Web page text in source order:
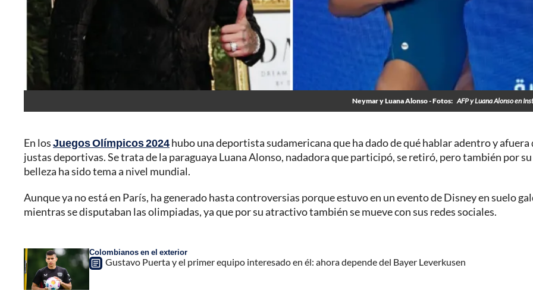
Neymar y Luana Alonso - Fotos: AFP y Luana Alonso en
En losJuegos Olímpicos 2024hubo una deportista sudamericana que ha dado de qué hablar adentro y afuera
justas deportivas. Se trata de la paraguaya Luana Alonso, nadadora que participó, se retiró, pero también por su
belleza ha sido tema a nivel mundial.
Aunque ya no está en París, ha generado hasta controversias porque estuvo en un evento de Disney en suelo
mientras se disputaban las olimpiadas, ya que por su atractivo también se mueve con sus redes sociales.
Colombianos en el exterior
Gustavo Puerta y el primer equipo interesado en él: ahora depende del Bayer Leverkusen